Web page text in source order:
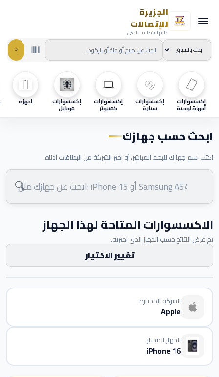
الجزيرة
للإتصالات
عالم الاتصالات الذكي
إكسسوارات
أجهزة لوحية
إكسسوارات
سيارة
إكسسوارات
كمبيوتر
إكسسوارات
موبايل
اجهزه
ابحث حسب جهازك
اكتب اسم جهازك للبحث المباشر، أو اختر الشركة من البطاقات أدناه
🔍
الاكسسوارات المتاحة لهذا الجهاز
تم عرض النتائج حسب الجهاز الذي اخترته.
تغيير الاختيار
الشركة المختارة
Apple
الجهاز المختار
iPhone 16